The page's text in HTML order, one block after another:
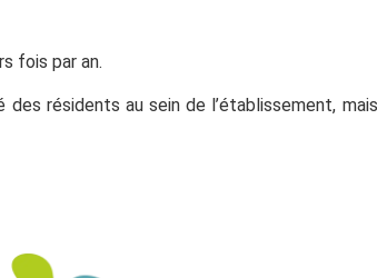
fois par an.
résidents au sein de l’établissement,